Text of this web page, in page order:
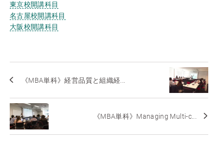
東京校開講科目
名古屋校開講科目
大阪校開講科目
《MBA単科》経営品質と組織経...
《MBA単科》Managing Multi-c...